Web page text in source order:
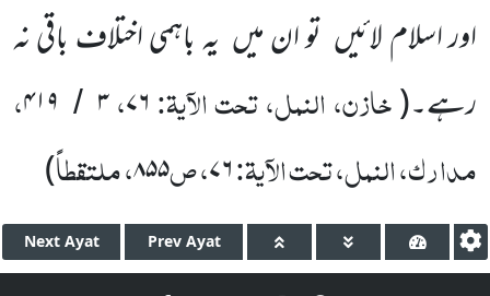
اور اسلام لائیں تو ان میں یہ باہمی اختلاف باقی نہ
رہے۔(خازن، النمل، تحت الآیۃ:۷۶،۳ / ۴۱۹،
مدارک، النمل، تحت الآیۃ:۷۶، ص۸۵۵، ملتقطاً)
Next Ayat Prev Ayat